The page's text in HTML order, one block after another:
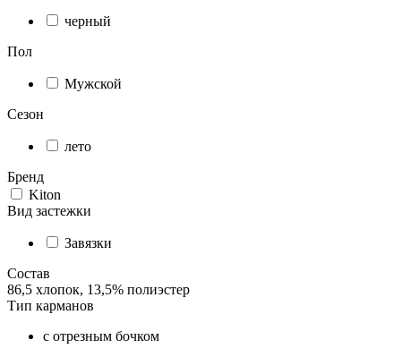
черный
Пол
Мужской
Сезон
лето
Бренд
Kiton
Вид застежки
Завязки
Состав
86,5 хлопок, 13,5% полиэстер
Тип карманов
с отрезным бочком